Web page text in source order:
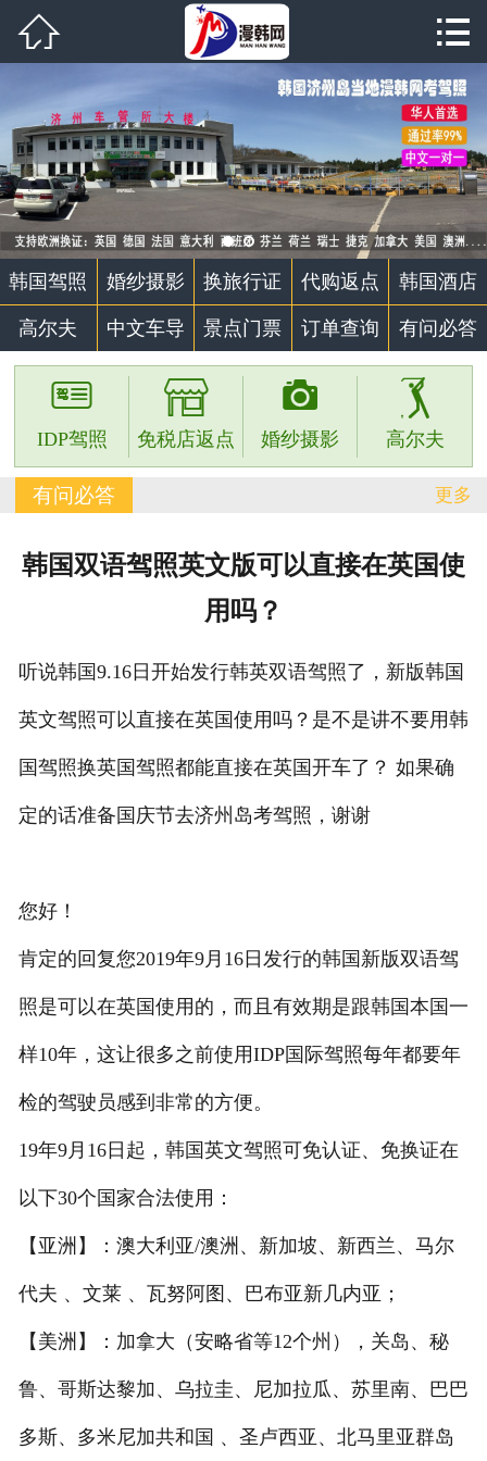
韩国驾照
代购返点
韩国酒店
高尔夫
景点门票
个性定制
有问必答


韩国驾照 婚纱摄影 换旅行证 代购返点 韩国酒店
高尔夫 中文车导 景点门票 订单查询 有问必答

IDP驾照

免税店返点

婚纱摄影

高尔夫
更多
有问必答
韩国双语驾照英文版可以直接在英国使
用吗？
听说韩国9.16日开始发行韩英双语驾照了，新版韩国
英文驾照可以直接在英国使用吗？是不是讲不要用韩
国驾照换英国驾照都能直接在英国开车了？ 如果确
定的话准备国庆节去济州岛考驾照，谢谢
您好！
肯定的回复您2019年9月16日发行的韩国新版双语驾
照是可以在英国使用的，而且有效期是跟韩国本国一
样10年，这让很多之前使用IDP国际驾照每年都要年
检的驾驶员感到非常的方便。
19年9月16日起，韩国英文驾照可免认证、免换证在
以下30个国家合法使用：
【亚洲】：澳大利亚/澳洲、新加坡、新西兰、马尔
代夫 、文莱 、瓦努阿图、巴布亚新几内亚；
【美洲】：加拿大（安略省等12个州），关岛、秘
鲁、哥斯达黎加、乌拉圭、尼加拉瓜、苏里南、巴巴
多斯、多米尼加共和国 、圣卢西亚、北马里亚群岛